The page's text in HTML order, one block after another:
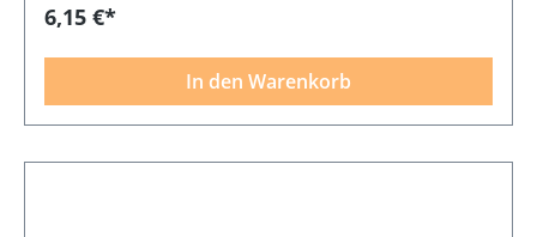
6,15 €*
In den Warenkorb